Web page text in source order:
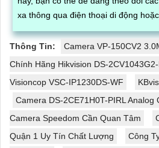
xa thông qua điện thoại di động
Thông Tin: Camera VP-150CV2
Chính Hãng Hikvision DS-
Visioncop VSC-IP1230DS-WF
Camera DS-2CE71H0T-PIRL Analog
Camera Speedom Cần Quan Tâm
Quận 1 Uy Tín Chất Lượng
Công